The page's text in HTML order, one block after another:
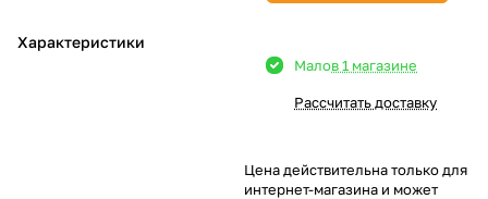
Характеристики
Малов 1 магазине
Рассчитать доставку
Цена действительна только для
интернет-магазина и может
% картой любого банка